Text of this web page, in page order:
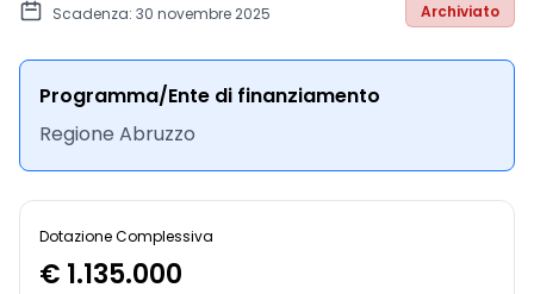
Scadenza: 30 novembre 2025 Archiviato
Programma/Ente di finanziamento
Regione Abruzzo
Dotazione Complessiva
€ 1.135.000